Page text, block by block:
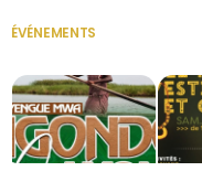
ÉVÉNEMENTS